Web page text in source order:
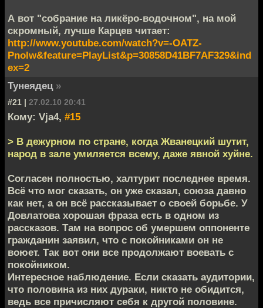
А вот "собрание на ликёро-водочном", на мой
скромный, лучше Карцев читает:
http://www.youtube.com/watch?v=-OATZ-
Pnolw&feature=PlayList&p=30858D41BF7AF329&ind
ex=2
Тунеядец »
#21 | 27.02.10 20:41
Кому: Vja4, #15
> В дежурном по стране, когда Жванецкий шутит,
народ в зале умиляется всему, даже явной хуйне.
Согласен полностью, халтурит последнее время.
Всё что мог сказать, он уже сказал, союза давно
как нет, а он всё рассказывает о своей борьбе. У
Довлатова хорошая фраза есть в одном из
рассказов. Там на вопрос об умершем оппоненте
гражданин заявил, что с покойниками он не
воюет. Так вот они все продолжают воевать с
покойником.
Интересное наблюдение. Если сказать аудитории,
что половина из них дураки, никто не обидится,
ведь все причисляют себя к другой половине.